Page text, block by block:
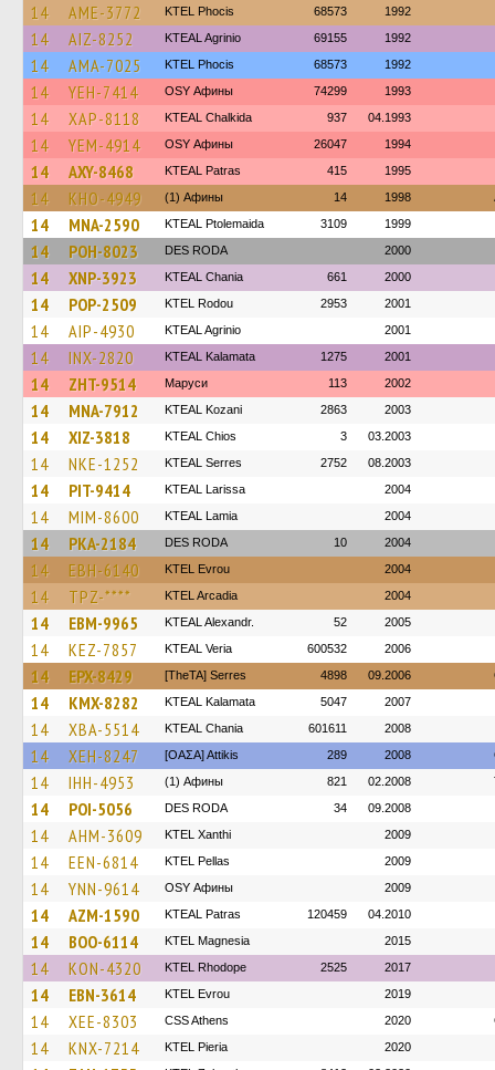
14 AME-3772 ΚΤΕL Phocis 68573 1992
14 AIZ-8252 KTEAL Agrinio 69155 1992
14 AMA-7025 ΚΤΕL Phocis 68573 1992
14 YEH-7414 OSY Афины 74299 1993
14 XAP-8118 KTEAL Chalkida 937 04.1993
14 YEM-4914 OSY Афины 26047 1994
14 AXY-8468 KTEAL Patras 415 1995
14 KHO-4949 (1) Афины 14 1998
14 MNA-2590 KTEAL Ptolemaida 3109 1999
14 POH-8023 DES RODA 2000
14 XNP-3923 KTEAL Chania 661 2000
14 POP-2509 ΚΤΕL Rodou 2953 2001
14 AIP-4930 KTEAL Agrinio 2001
14 INX-2820 KTEAL Kalamata 1275 2001
14 ZHT-9514 Маруси 113 2002
14 MNA-7912 KTEAL Kozani 2863 2003
14 XIZ-3818 KTEAL Chios 3 03.2003
14 NKE-1252 KTEAL Serres 2752 08.2003
14 PIT-9414 KTEAL Larissa 2004
14 MIM-8600 KTEAL Lamia 2004
14 PKA-2184 DES RODA 10 2004
14 EBH-6140 KTEL Evrou 2004
14 TPZ-**** KTEL Arcadia 2004
14 EBM-9965 KTEAL Alexandr. 52 2005
14 KEZ-7857 KTEAL Veria 600532 2006
14 EPX-8429 [TheTA] Serres 4898 09.2006
14 KMX-8282 KTEAL Kalamata 5047 2007
14 XBA-5514 KTEAL Chania 601611 2008
14 XEH-8247 [ΟΑΣΑ] Αttikis 289 2008
14 IHH-4953 (1) Афины 821 02.2008
14 POI-5056 DES RODA 34 09.2008
14 AHM-3609 KTEL Xanthi 2009
14 EEN-6814 KTEL Pellas 2009
14 YNN-9614 OSY Афины 2009
14 AZM-1590 KTEAL Patras 120459 04.2010
14 BOO-6114 ΚΤΕL Magnesia 2015
14 KON-4320 KTEL Rhodope 2525 2017
14 EBN-3614 KTEL Evrou 2019
14 XEE-8303 CSS Athens 2020
14 KNX-7214 KTEL Pieria 2020